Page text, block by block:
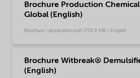
Brochure Production
Global (English)
Brochure | application/pdf (753,9 KB) | English
Brochure Witbreak®
(English)